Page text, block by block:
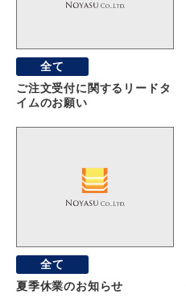
全て
ご注文受付に関するリードタ
イムのお願い
全て
夏季休業のお知らせ